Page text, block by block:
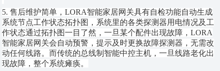
5. 售后维护简单，LORA智能家居网关具有自检功能自动生成
系统节点工作状态拓扑图，系统里的各类探测器用电情况及工
作状态通过拓扑图一目了然，一旦某个配件出现故障，LORA
智能家居网关会自动预警，提示及时更换故障探测器，无需改
动任何线路。而传统的总线制智能中控主机，一旦线路老化出
现故障，整个系统瘫痪。